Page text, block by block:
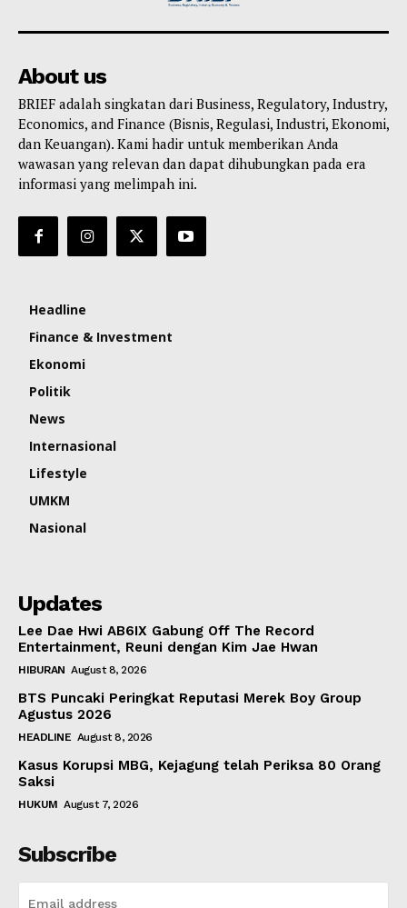
About us
BRIEF adalah singkatan dari Business, Regulatory, Industry,
Economics, and Finance (Bisnis, Regulasi, Industri, Ekonomi,
dan Keuangan). Kami hadir untuk memberikan Anda
wawasan yang relevan dan dapat dihubungkan pada era
informasi yang melimpah ini.
Headline
Finance & Investment
Ekonomi
Politik
News
Internasional
Lifestyle
UMKM
Nasional
Updates
Lee Dae Hwi AB6IX Gabung Off The Record
Entertainment, Reuni dengan Kim Jae Hwan
HIBURAN August 8, 2026
BTS Puncaki Peringkat Reputasi Merek Boy Group
Agustus 2026
HEADLINE August 8, 2026
Kasus Korupsi MBG, Kejagung telah Periksa 80 Orang
Saksi
HUKUM August 7, 2026
Subscribe